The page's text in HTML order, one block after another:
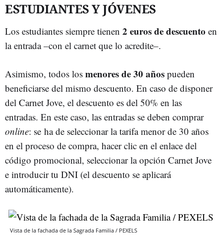
ESTUDIANTES Y JÓVENES
Los estudiantes siempre tienen 2 euros de descuento en
la entrada –con el carnet que lo acredite–.
Asimismo, todos los menores de 30 años pueden
beneficiarse del mismo descuento. En caso de disponer
del Carnet Jove, el descuento es del 50% en las
entradas. En este caso, las entradas se deben comprar
online: se ha de seleccionar la tarifa menor de 30 años
en el proceso de compra, hacer clic en el enlace del
código promocional, seleccionar la opción Carnet Jove
e introducir tu DNI (el descuento se aplicará
automáticamente).
Vista de la fachada de la Sagrada Familia / PEXELS